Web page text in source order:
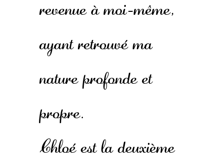
revenue à moi-même,
ayant retrouvé ma
nature profonde et
propre.
Chloé est la deuxième